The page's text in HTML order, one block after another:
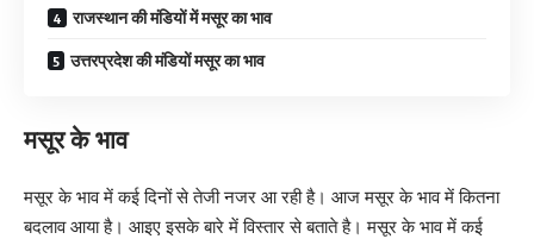
राजस्थान की मंडियों में मसूर का भाव
उत्तरप्रदेश की मंडियों मसूर का भाव
मसूर के भाव
मसूर के भाव में कई दिनों से तेजी नजर आ रही है। आज मसूर के भाव में कितना
बदलाव आया है। आइए इसके बारे में विस्तार से बताते है। मसूर के भाव में कई